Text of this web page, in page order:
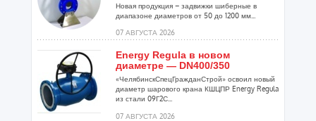
Новая продукция – задвижки шиберные в
диапазоне диаметров от 50 до 1200 мм...
07 АВГУСТА 2026
Energy Regula в новом
диаметре — DN400/350
«ЧелябинскСпецГражданСтрой» освоил новый
диаметр шарового крана КШЦПР Energy Regula
из стали 09Г2С...
07 АВГУСТА 2026